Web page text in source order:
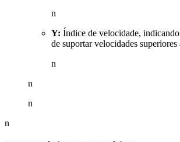
n
Y: Índice de velocidade,
de suportar velocidades
n
n
n
n